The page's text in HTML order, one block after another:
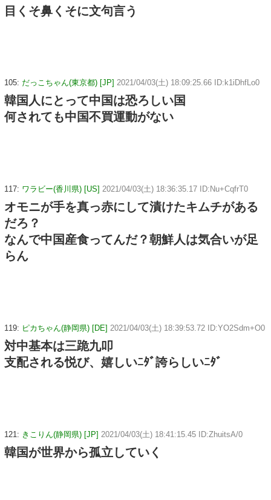
目くそ鼻くそに文句言う
105: だっこちゃん(東京都) [JP] 2021/04/03(土) 18:09:25.66 ID:k1iDhfLo0
韓国人にとって中国は恐ろしい国
何されても中国不買運動がない
117: ワラビー(香川県) [US] 2021/04/03(土) 18:36:35.17 ID:Nu+CqfrT0
オモニが手を真っ赤にして漬けたキムチがある
だろ？
なんで中国産食ってんだ？朝鮮人は気合いが足
らん
119: ピカちゃん(静岡県) [DE] 2021/04/03(土) 18:39:53.72 ID:YO2Sdm+O0
対中基本は三跪九叩
支配される悦び、嬉しいﾆﾀﾞ誇らしいﾆﾀﾞ
121: きこりん(静岡県) [JP] 2021/04/03(土) 18:41:15.45 ID:ZhuitsA/0
韓国が世界から孤立していく